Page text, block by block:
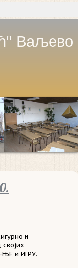
Ваљево
и
и ИГРУ.